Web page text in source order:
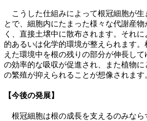
こうした仕組みによって根冠細胞が生
とで、細胞内にたまった様々な代謝産
く、直接土壌中に散布されます。それ
的あるいは化学的環境が整えられます
えた環境中を根の残りの部分が伸長し
の効率的な吸収が促進され、また植物
の繁殖が抑えられることが想像されます
【今後の発展】
根冠細胞は根の成長を支えるのみなら